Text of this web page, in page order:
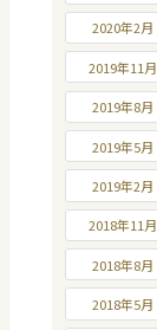
2020年2月
2019年11月
2019年8月
2019年5月
2019年2月
2018年11月
2018年8月
2018年5月